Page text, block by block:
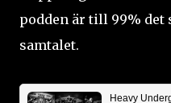
podden är till 99% det
samtalet.